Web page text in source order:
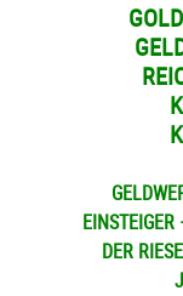
EINSTEIGER
DER